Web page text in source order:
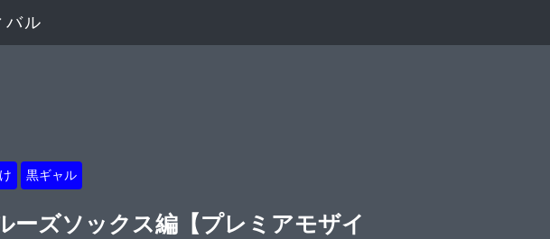
バル
黒ギャル
ーズソックス編【プレミアモザイ